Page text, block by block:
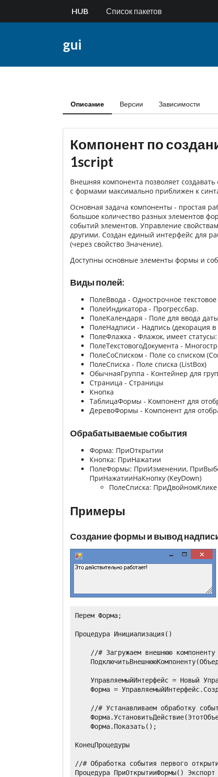
HUB Список пакетов
gui
Описание Версии Зависимости
Компонент по
1script
Внешняя компонента позволяет
с формами максимально приближен к
Основная задача компоненты - простая
большое количество разных элементов
событий элементов. Управление
другими. Создан единый интерфейс для
(через свойство Значение).
Доступны основные элементы формы и
Виды полей:
ПолеВвода - Однострочное
ПолеИндикатора - Прогрессбар.
ПолеКалендаря - Поле для ввода
ПолеНадписи - Надпись (декорация
ПолеФлажка - Флажок, имеет
ПолеТекстовогоДокумента -
ПолеСоСписком - Поле со списком
ПолеСписка - Поле списка (ListBox)
ОбычнаяГруппа - Контейнер для
Страница - Страницы
Кнопка
ТаблицаФормы - Компонент для
ДеревоФормы - Компонент для
Обрабатываемые события
Форма: ПриОткрытии
Кнопка: ПриНажатии
ПолеФормы: ПриИзменении,
ПриНажатииНаКнопку (KeyDown)
ПолеСписка: ПриДвойномКлике
Примеры
Создание формы и вывод
Перем Форма;
Процедура Инициализация()
    //# Загружаем внешнюю компоненту
УправляемыйИнтерфейс = Новый
Форма =
//# Устанавливаем обработку
    Форма.Показать();
КонецПроцедуры
//# Обработка события первого
Процедура ПриОткрытииФормы() Экспорт